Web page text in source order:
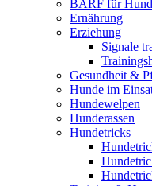
BARF für
Ernährung
Erziehung
Signale
Gesundheit &
Hunde im
Hundewelpen
Hunderassen
Hundetricks